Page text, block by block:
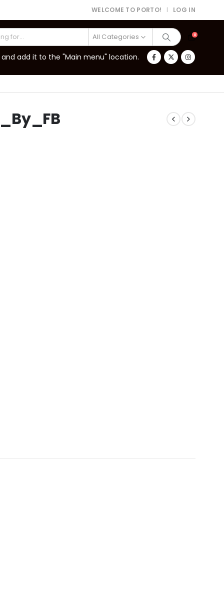
WELCOME TO PORTO! | LOG IN
All Categories 0
add it to the "Main menu" location.